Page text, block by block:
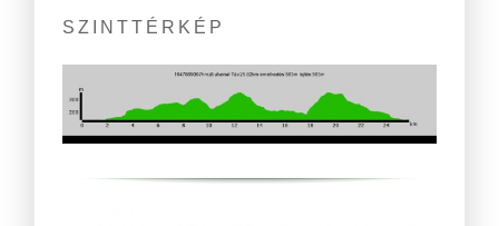
SZINTTÉRKÉP